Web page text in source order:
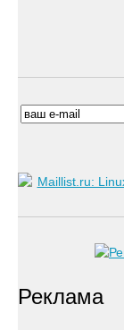
Реклама